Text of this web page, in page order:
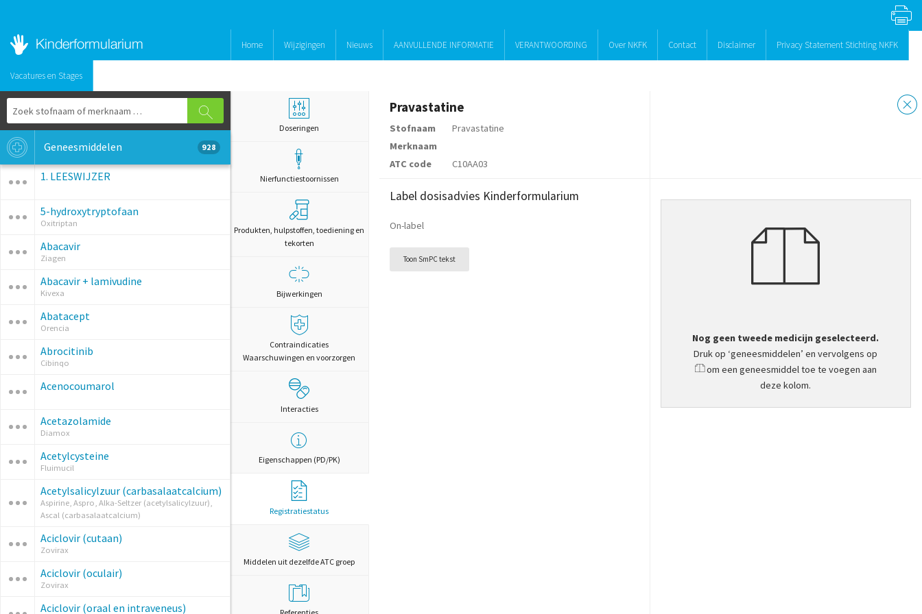
Home Wijzigingen Nieuws AANVULLENDE INFORMATIE VERANTWOORDING Over NKFK Contact Disclaimer Privacy Statement Stichting NKFK
Vacatures en Stages
Geneesmiddelen 928
1. LEESWIJZER
5-hydroxytryptofaan
Oxitriptan
Abacavir
Ziagen
Abacavir + lamivudine
Kivexa
Abatacept
Orencia
Abrocitinib
Cibinqo
Acenocoumarol
Acetazolamide
Diamox
Acetylcysteine
Fluimucil
Acetylsalicylzuur (carbasalaatcalcium)
Aspirine, Aspro, Alka-Seltzer (acetylsalicylzuur),
Ascal (carbasalaatcalcium)
Aciclovir (cutaan)
Zovirax
Aciclovir (oculair)
Zovirax
Aciclovir (oraal en intraveneus)
Doseringen
Nierfunctiestoornissen
Produkten, hulpstoffen, toediening en
tekorten
Bijwerkingen
Contraindicaties
Waarschuwingen en voorzorgen
Interacties
Eigenschappen (PD/PK)
Registratiestatus
Middelen uit dezelfde ATC groep
Pravastatine
Stofnaam
Pravastatine
Merknaam
ATC code
C10AA03
Label dosisadvies Kinderformularium
On-label
Toon SmPC tekst
Nog geen tweede medicijn geselecteerd.
Druk op ‘geneesmiddelen’ en vervolgens op
om een geneesmiddel toe te voegen aan
deze kolom.